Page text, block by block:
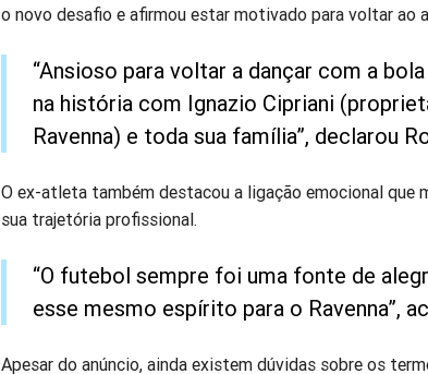
o novo desafio e afirmou estar motivado para voltar ao
“Ansioso para voltar a dançar com a
na história com Ignazio Cipriani
Ravenna) e toda sua família”, declarou
O ex-atleta também destacou a ligação emocional que
sua trajetória profissional.
“O futebol sempre foi uma fonte de
esse mesmo espírito para o Ravenna”,
Apesar do anúncio, ainda existem dúvidas sobre os